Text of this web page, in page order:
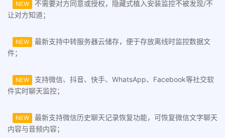
NEW
不需要对方同意或授权，隐藏式植入安装监控不被发现/不
让对方知道；
NEW
最新支持中转服务器云储存，便于存放离线时监控数据文
件；
NEW
支持微信、抖音、快手、WhatsApp、Facebook等社交软
件实时聊天监控；
NEW
最新支持微信历史聊天记录恢复功能，可恢复微信文字聊天
内容与音频内容；